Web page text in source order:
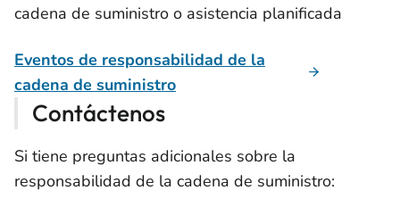
cadena de suministro o asistencia planificada
Eventos de responsabilidad de la
cadena de suministro
Contáctenos
Si tiene preguntas adicionales sobre la
responsabilidad de la cadena de suministro: